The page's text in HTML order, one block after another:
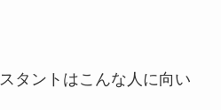
タントはこんな人に向い